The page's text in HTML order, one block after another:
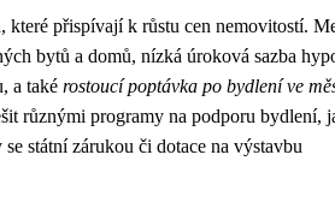
které přispívají k růstu cen nemovitostí.
bytů a domů, nízká úroková sazba
a také rostoucí poptávka po bydlení ve
různými programy na podporu bydlení,
státní zárukou či dotace na výstavbu